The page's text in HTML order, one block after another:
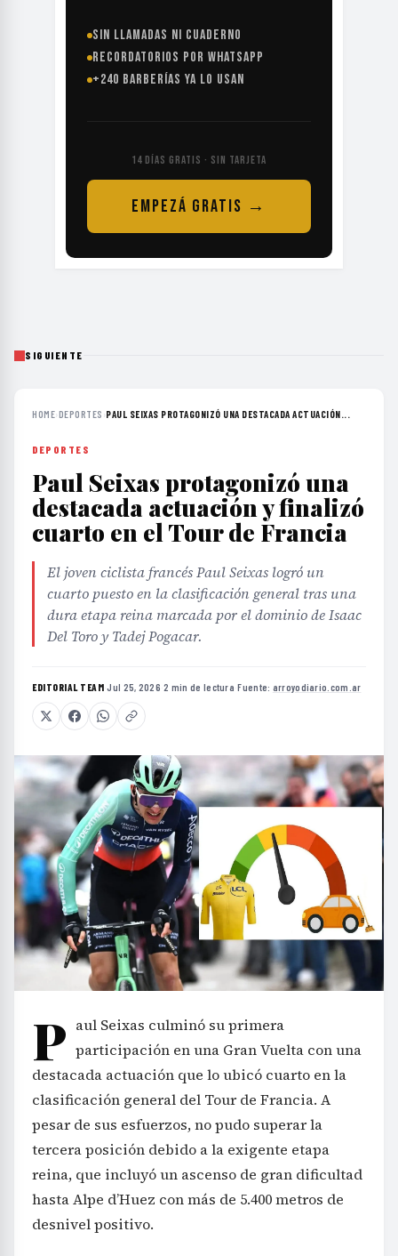
SIN LLAMADAS NI CUADERNO
RECORDATORIOS POR WHATSAPP
+240 BARBERÍAS YA LO USAN
14 DÍAS GRATIS · SIN TARJETA
EMPEZÁ GRATIS →
SIGUIENTE
HOME›DEPORTES ›PAUL SEIXAS PROTAGONIZÓ UNA DESTACADA ACTUACIÓN...
DEPORTES
Paul Seixas protagonizó una
destacada actuación y finalizó
cuarto en el Tour de Francia
El joven ciclista francés Paul Seixas logró un
cuarto puesto en la clasificación general tras una
dura etapa reina marcada por el dominio de Isaac
Del Toro y Tadej Pogacar.
EDITORIAL TEAM·Jul 25, 2026·2 min de lectura·Fuente: arroyodiario.com.ar
P aul Seixas culminó su primera
participación en una Gran Vuelta con una
destacada actuación que lo ubicó cuarto en la
clasificación general del Tour de Francia. A
pesar de sus esfuerzos, no pudo superar la
tercera posición debido a la exigente etapa
reina, que incluyó un ascenso de gran dificultad
hasta Alpe d’Huez con más de 5.400 metros de
desnivel positivo.